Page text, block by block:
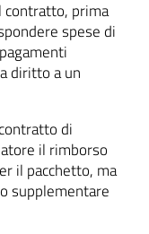
contratto, prima
spese di
diritto a un
di
il rimborso
il pacchetto, ma
supplementare